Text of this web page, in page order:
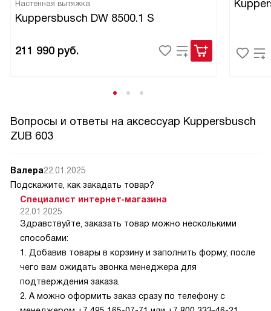
Настенная вытяжка
Kuppersbusch DW 8500.1 S
211 990 руб.
Вопросы и ответы на аксессуар Kuppersbusch
ZUB 603
Валера22.01.2025
Подскажите, как закадать товар?
Специалист интернет-магазина
22.01.2025
Здравствуйте, заказать товар можно несколькими
способами:
1. Добавив товары в корзину и заполнить форму, после
чего вам ожидать звонка менеджера для
подтверждения заказа.
2. А можно оформить заказ сразу по телефону с